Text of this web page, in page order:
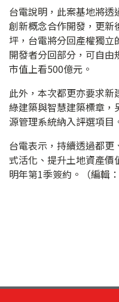
台電說明，此案基地將
創新概念合作開發，更新
坪，台電將分回產權獨
開發者分回部分，可自
市值上看500億元。
此外，本次都更亦要求
綠建築與智慧建築標章
源管理系統納入評選項目
台電表示，持續透過都
式活化、提升土地資產價
明年第1季簽約。（編輯